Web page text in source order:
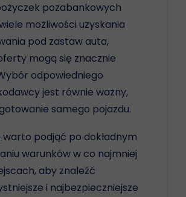
pozabankowych
możliwości uzyskania
pod zastaw auta,
mogą się znacznie
odpowiedniego
jest równie ważny,
samego pojazdu.
warto podjąć po dokładnym
warunków w co najmniej
aby znaleźć
i najbezpieczniejsze